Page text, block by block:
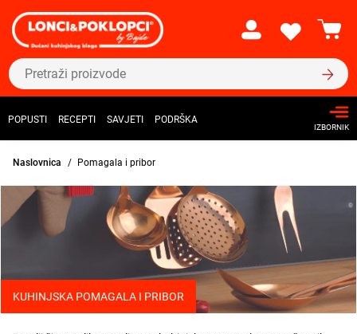
POPUSTI RECEPTI SAVJETI PODRŠKA
IZBORNIK
Naslovnica Pomagala i pribor
KUHINJSKA POMAGALA I PRIBOR